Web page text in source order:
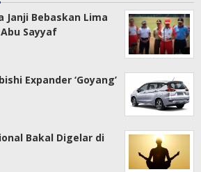
Janji Bebaskan Lima
Sayyaf
Expander ‘Goyang’
Bakal Digelar di